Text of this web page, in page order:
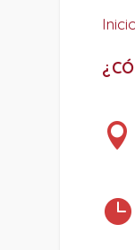

